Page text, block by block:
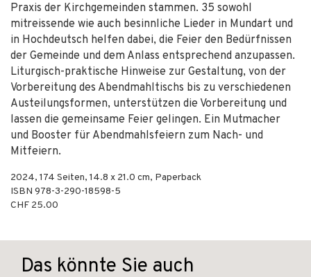
Praxis der Kirchgemeinden stammen. 35 sowohl
mitreissende wie auch besinnliche Lieder in Mundart und
in Hochdeutsch helfen dabei, die Feier den Bedürfnissen
der Gemeinde und dem Anlass entsprechend anzupassen.
Liturgisch-praktische Hinweise zur Gestaltung, von der
Vorbereitung des Abendmahltischs bis zu verschiedenen
Austeilungsformen, unterstützen die Vorbereitung und
lassen die gemeinsame Feier gelingen. Ein Mutmacher
und Booster für Abendmahlsfeiern zum Nach- und
Mitfeiern.
2024, 174 Seiten, 14.8 x 21.0 cm, Paperback
ISBN 978-3-290-18598-5
CHF 25.00
Das könnte Sie auch